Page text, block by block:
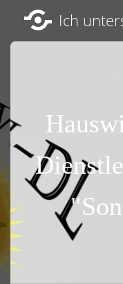
Ich
Gästebuch
Startseite
Leistungen
Kontakt